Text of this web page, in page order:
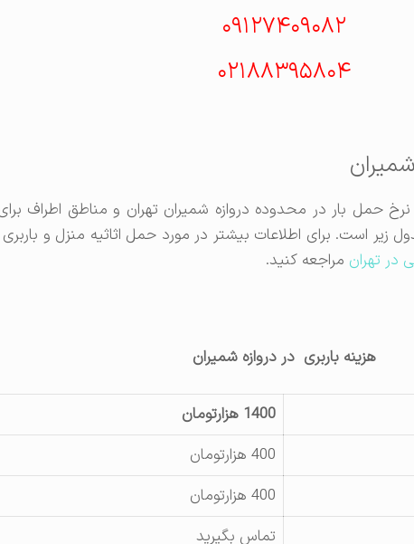
۰۹۱۲۷۴۰۹۰۸۲
۰۲۱۸۸۳۹۵۸۰۴
حمل بار در محدوده دروازه شمیران تهران و مناطق اطراف
1403 به شرح جدول زیر است. برای اطلاعات بیشتر در مورد حمل اثاثیه منزل و
در تهران مراجعه کنید.
هزینه باربری در دروازه شمیران
1400 هزارتومان
400 هزارتومان
400 هزارتومان
تماس بگیرید